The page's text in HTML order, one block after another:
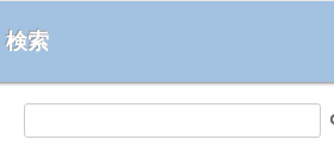
検索
検
索